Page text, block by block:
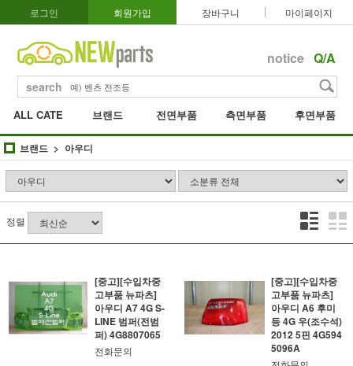
로그인 회원가입 장바구니 마이페이지
notice Q/A
search
ALL CATE 브랜드 전면부품 측면부품 후면부품
브랜드 아우디
정렬
[중고][수입차중
고부품 뉴파츠]
아우디 A7 4G S-
LINE 범퍼(전범
퍼) 4G8807065
전화문의
[중고][수입차중
고부품 뉴파츠]
아우디 A6 후미
등 4G 우(조수석)
2012 5핀 4G594
5096A